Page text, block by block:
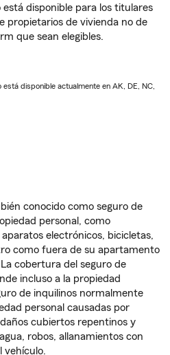
está disponible para los titulares
propietarios de vivienda no de
que sean elegibles.
disponible actualmente en AK, DE, NC,
conocido como seguro de
personal, como
electrónicos, bicicletas,
como fuera de su apartamento
cobertura del seguro de
incluso a la propiedad
de inquilinos normalmente
personal causadas por
cubiertos repentinos y
robos, allanamientos con
vehículo.